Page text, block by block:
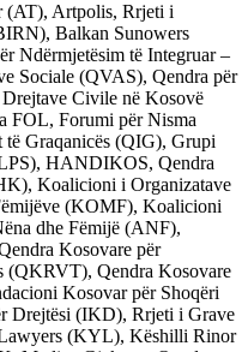
(AT), Artpolis, Rrjeti i
Balkan Sunowers
Ndërmjetësim të Integruar –
Sociale (QVAS), Qendra për
Civile në Kosovë
FOL, Forumi për Nisma
Graqanicës (QIG), Grupi
HANDIKOS, Qendra
Koalicioni i Organizatave
(KOMF), Koalicioni
dhe Fëmijë (ANF),
Kosovare për
(QKRVT), Qendra Kosovare
Kosovar për Shoqëri
Drejtësi (IKD), Rrjeti i Grave
(KYL), Këshilli Rinor